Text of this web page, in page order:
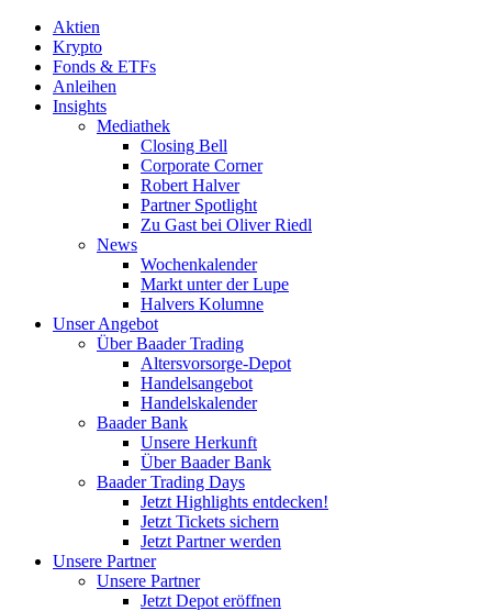
Aktien
Krypto
Fonds & ETFs
Anleihen
Insights
Mediathek
Closing Bell
Corporate Corner
Robert Halver
Partner Spotlight
Zu Gast bei Oliver Riedl
News
Wochenkalender
Markt unter der Lupe
Halvers Kolumne
Unser Angebot
Über Baader Trading
Altersvorsorge-Depot
Handelsangebot
Handelskalender
Baader Bank
Unsere Herkunft
Über Baader Bank
Baader Trading Days
Jetzt Highlights entdecken!
Jetzt Tickets sichern
Jetzt Partner werden
Unsere Partner
Unsere Partner
Jetzt Depot eröffnen